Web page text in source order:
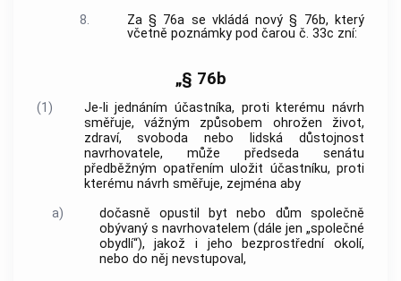
8.
Za § 76a se vkládá nový § 76b, který
včetně poznámky pod čarou č. 33c zní:
„§ 76b
(1)
Je-li jednáním účastníka, proti kterému návrh
směřuje, vážným způsobem ohrožen život,
zdraví, svoboda nebo lidská důstojnost
navrhovatele, může předseda senátu
předběžným opatřením uložit účastníku, proti
kterému návrh směřuje, zejména aby
a)
dočasně opustil byt nebo dům společně
obývaný s navrhovatelem (dále jen „společné
obydlí“), jakož i jeho bezprostřední okolí,
nebo do něj nevstupoval,